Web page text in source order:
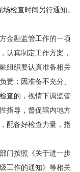
检查时间另行通知。
金融监管工作的一项
认真制定工作方案，
组织要认真准备相关
责；因准备不充分、
查的，视情下调监管
指导，督促辖内地方
配备好检查力量，指
门按照《关于进一步
工作的通知》等相关